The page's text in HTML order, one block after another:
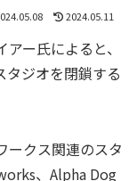
2024.05.11
ー氏によると、
ジオを閉鎖する
ークス関連のスタ
、Alpha Dog